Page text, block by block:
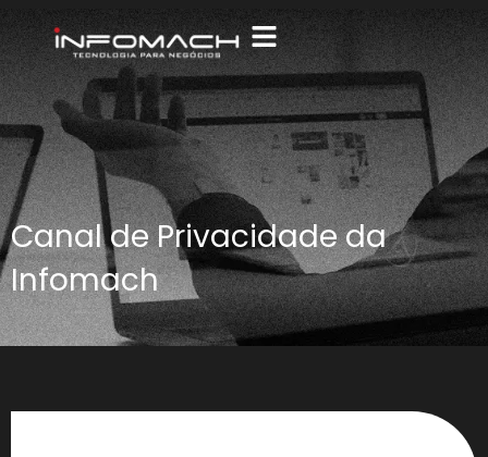
Canal de Privacidade da
Infomach